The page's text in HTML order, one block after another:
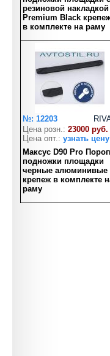
резиновой накладкой
Premium Black
в комплекте на раму
№: 12203
Цена розн.: 23000 руб.
Цена опт.: узнать цену
Максус D90 Pro
подножки площадки
черные алюминивые
крепеж в комплекте
раму